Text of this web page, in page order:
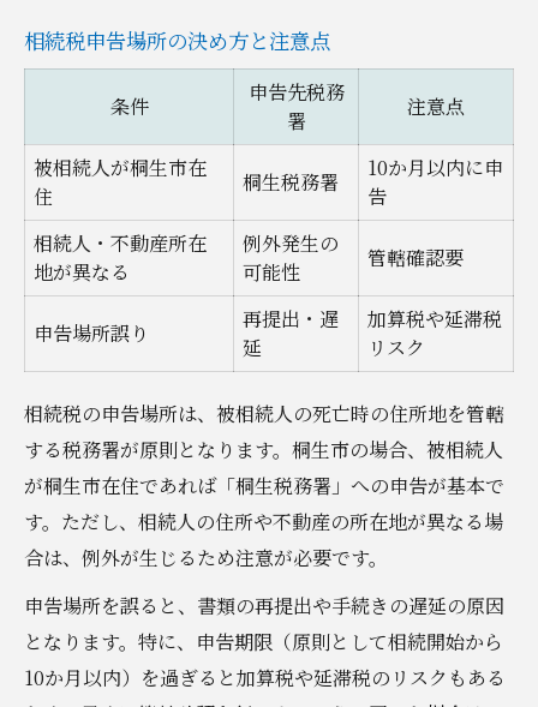
相続税申告場所の決め方と注意点
条件
申告先税務
署
注意点
被相続人が桐生市在
住
桐生税務署
10か月以内に申
告
相続人・不動産所在
地が異なる
例外発生の
可能性
管轄確認要
申告場所誤り
再提出・遅
延
加算税や延滞税
リスク
相続税の申告場所は、被相続人の死亡時の住所地を管轄
する税務署が原則となります。桐生市の場合、被相続人
が桐生市在住であれば「桐生税務署」への申告が基本で
す。ただし、相続人の住所や不動産の所在地が異なる場
合は、例外が生じるため注意が必要です。
申告場所を誤ると、書類の再提出や手続きの遅延の原因
となります。特に、申告期限（原則として相続開始から
10か月以内）を過ぎると加算税や延滞税のリスクもある